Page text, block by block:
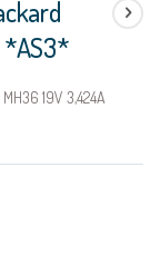
*AS3*
19V 3,424A